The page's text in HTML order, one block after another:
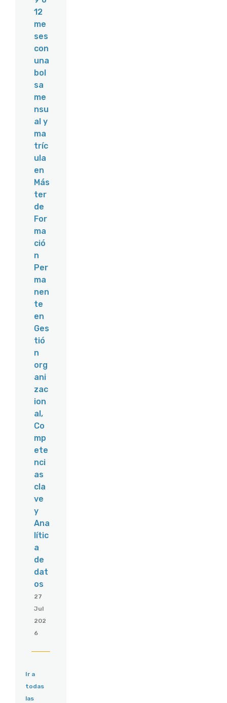
12
me
ses
con
una
bol
sa
me
nsu
al y
ma
tríc
ula
en
Más
ter
de
For
ma
ció
n
Per
ma
nen
te
en
Ges
tió
n
org
ani
zac
ion
al,
Co
mp
ete
nci
as
cla
ve
y
Ana
lític
a
de
dat
os
27
Jul
202
6
Ir a
todas
las